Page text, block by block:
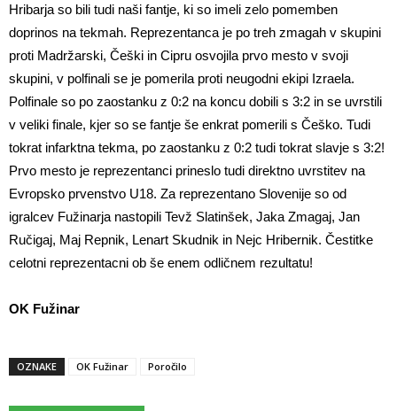
Hribarja so bili tudi naši fantje, ki so imeli zelo pomemben
doprinos na tekmah. Reprezentanca je po treh zmagah v skupini
proti Madržarski, Češki in Cipru osvojila prvo mesto v svoji
skupini, v polfinali se je pomerila proti neugodni ekipi Izraela.
Polfinale so po zaostanku z 0:2 na koncu dobili s 3:2 in se uvrstili
v veliki finale, kjer so se fantje še enkrat pomerili s Češko. Tudi
tokrat infarktna tekma, po zaostanku z 0:2 tudi tokrat slavje s 3:2!
Prvo mesto je reprezentanci prineslo tudi direktno uvrstitev na
Evropsko prvenstvo U18. Za reprezentano Slovenije so od
igralcev Fužinarja nastopili Tevž Slatinšek, Jaka Zmagaj, Jan
Ručigaj, Maj Repnik, Lenart Skudnik in Nejc Hribernik. Čestitke
celotni reprezentacni ob še enem odličnem rezultatu!
OK Fužinar
OZNAKE OK Fužinar Poročilo